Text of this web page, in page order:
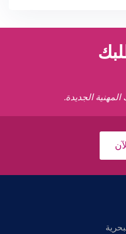
الجديدة.